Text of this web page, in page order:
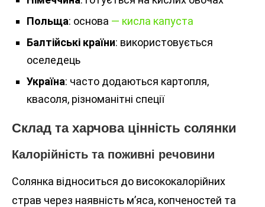
Польща: основа — кисла капуста
Балтійські країни: використовується
оселедець
Україна: часто додаються картопля,
квасоля, різноманітні спеції
Склад та харчова цінність солянки
Калорійність та поживні речовини
Солянка відноситься до висококалорійних
страв через наявність м’яса, копченостей та